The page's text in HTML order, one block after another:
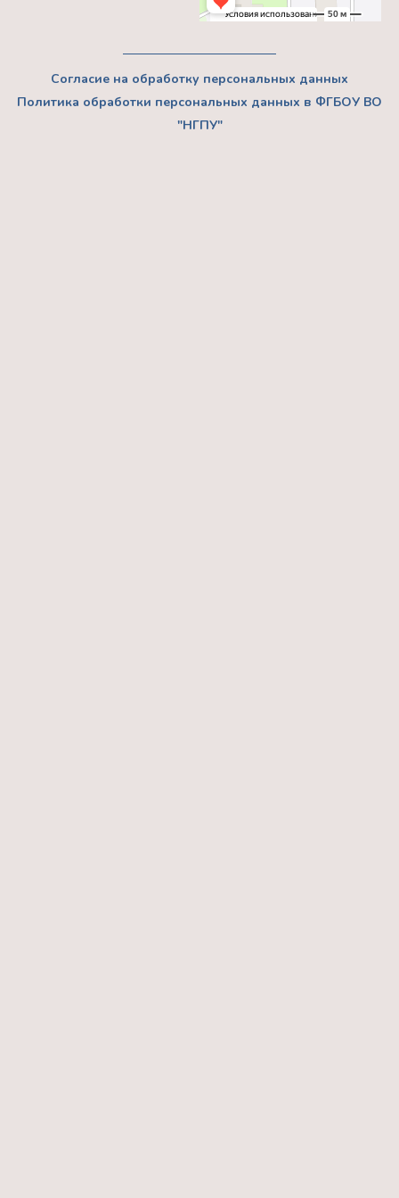
Согласие на обработку персональных данных
Политика обработки персональных данных в ФГБОУ ВО
"НГПУ"